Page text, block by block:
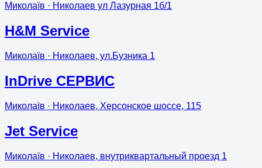
Миколаїв · Николаев ул Лазурная 1б/1
H&M Service
Миколаїв · Николаев, ул.Бузника 1
InDrive СЕРВИС
Миколаїв · Николаев, Херсонское шоссе, 115
Jet Service
Миколаїв · Николаев, внутриквартальный проезд 1